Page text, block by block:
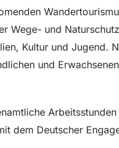
Wege- und
Kultur und Jugend.
und
dem Deutscher